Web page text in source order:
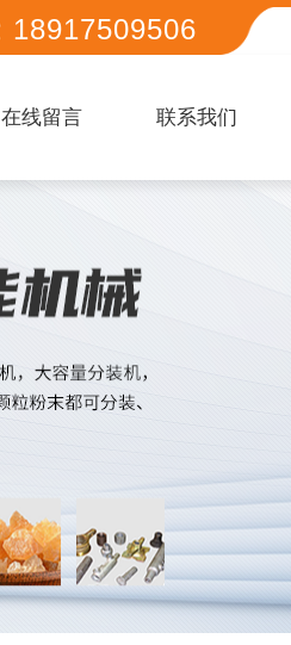
18917509506
在线留言 联系我们